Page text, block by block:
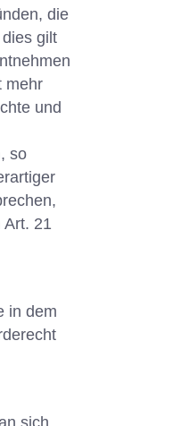
die
gilt
mehr
und
so
21
in dem
sich